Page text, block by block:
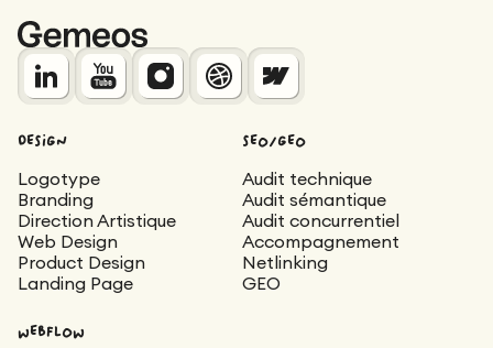
DESIGN
Logotype
Branding
Direction Artistique
Web Design
Product Design
Landing Page
SEO/GEO
Audit technique
Audit sémantique
Audit concurrentiel
Accompagnement
Netlinking
GEO
WEBFLOW